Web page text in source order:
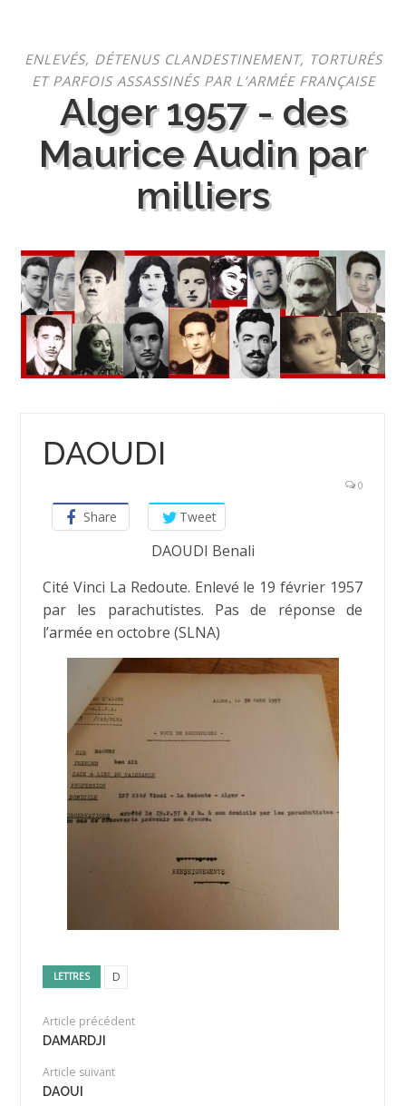
contenu
ENLEVÉS, DÉTENUS CLANDESTINEMENT, TORTURÉS
ET PARFOIS ASSASSINÉS PAR L’ARMÉE FRANÇAISE
Alger 1957 - des
Maurice Audin par
milliers
DAOUDI
0
Share Tweet
DAOUDI Benali
Cité Vinci La Redoute. Enlevé le 19 février 1957
par les parachutistes. Pas de réponse de
l’armée en octobre (SLNA)
LETTRES D
Article précédent
DAMARDJI
Article suivant
DAOUI